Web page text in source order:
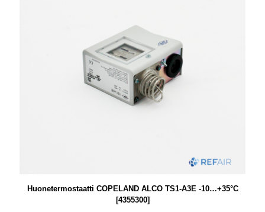
Huonetermostaatti COPELAND ALCO TS1-A3E -10…+35°C
[4355300]